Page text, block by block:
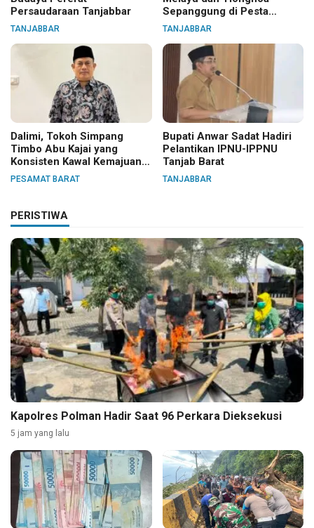
Persaudaraan Tanjabbar
TANJABBAR
Sepanggung di Pesta
Budaya Tanjabbar
TANJABBAR
Dalimi, Tokoh Simpang
Timbo Abu Kajai yang
Konsisten Kawal Kemajuan
Nagari
PESAMAT BARAT
Bupati Anwar Sadat Hadiri
Pelantikan IPNU-IPPNU
Tanjab Barat
TANJABBAR
PERISTIWA
Kapolres Polman Hadir Saat 96 Perkara Dieksekusi
5 jam yang lalu